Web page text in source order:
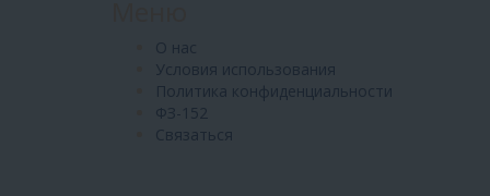
О нас
Условия использования
Политика конфиденциальности
ФЗ-152
Связаться